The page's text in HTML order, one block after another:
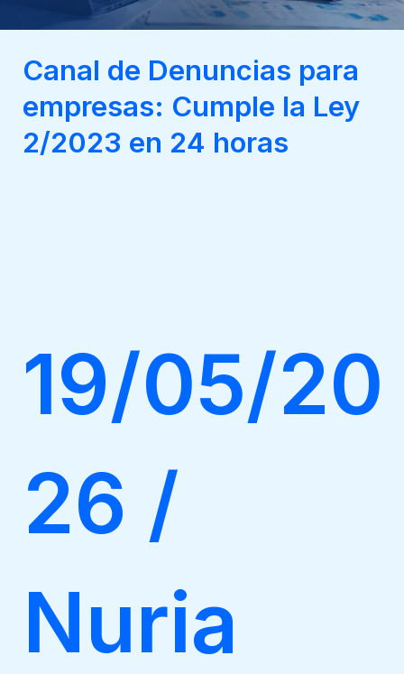
Canal de Denuncias para
empresas: Cumple la Ley
2/2023 en 24 horas
19/05/20
26 /
Nuria
2/2023
en
24
horas